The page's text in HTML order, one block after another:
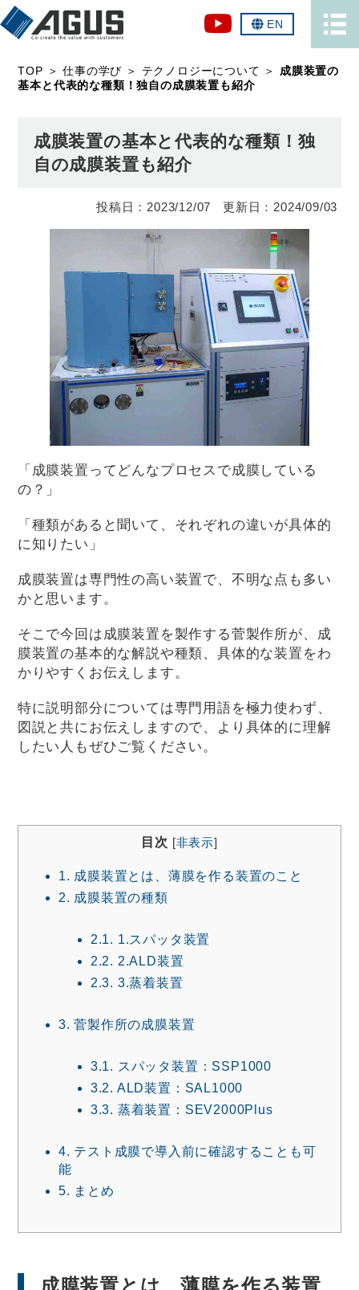
EN
TOP ＞仕事の学び ＞ テクノロジーについて ＞ 成膜装置の
基本と代表的な種類！独自の成膜装置も紹介
成膜装置の基本と代表的な種類！独
自の成膜装置も紹介
2023/12/07 2024/09/03
「成膜装置ってどんなプロセスで成膜している
の？」
「種類があると聞いて、それぞれの違いが具体的
に知りたい」
成膜装置は専門性の高い装置で、不明な点も多い
かと思います。
そこで今回は成膜装置を製作する菅製作所が、成
膜装置の基本的な解説や種類、具体的な装置をわ
かりやすくお伝えします。
特に説明部分については専門用語を極力使わず、
図説と共にお伝えしますので、より具体的に理解
したい人もぜひご覧ください。
目次 [非表示]
1. 成膜装置とは、薄膜を作る装置のこと
2. 成膜装置の種類
2.1. 1.スパッタ装置
2.2. 2.ALD装置
2.3. 3.蒸着装置
3. 菅製作所の成膜装置
3.1. スパッタ装置：SSP1000
3.2. ALD装置：SAL1000
3.3. 蒸着装置：SEV2000Plus
4. テスト成膜で導入前に確認することも可
能
5. まとめ
成膜装置とは、薄膜を作る装置